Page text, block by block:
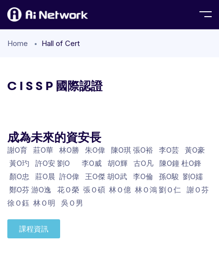
Home Hall of Cert
C I S S P 國際認證
成為未來的資安長
謝O育 莊O華 林O勝 朱O偉 陳O琪 張O裕 李O芸 黃O豪
黃O玓 許O安 劉O 李O威 胡O輝 古O凡 陳O鐘 杜O鋒
顏O忠 莊O晨 許O偉 王O傑 胡O武 李O倫 孫O駿 劉O嬬
鄭O芬 游O逸 花Ｏ榮 張Ｏ碩 林Ｏ億 林Ｏ鴻 劉Ｏ仁 謝Ｏ芬
徐Ｏ鈺 林Ｏ明 吳Ｏ男
課程資訊